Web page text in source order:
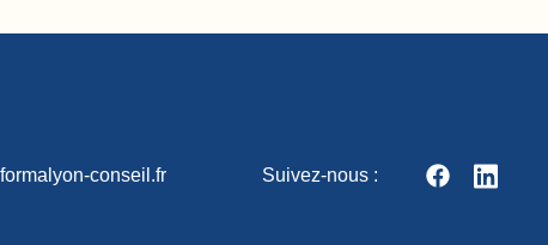
conseil.fr Suivez-nous :